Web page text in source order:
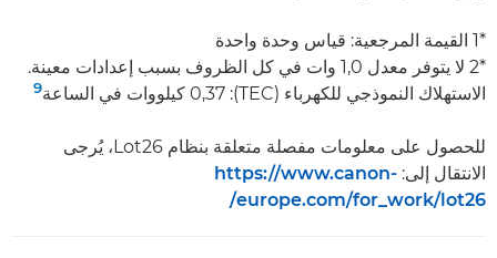
*1 القيمة المرجعية: قياس وحدة واحدة
*2 لا يتوفر معدل 1,0 وات في كل الظروف بسبب إعدادات معينة.
الاستهلاك النموذجي للكهرباء (TEC):‏ 0,37 كيلووات في الساعة
9
للحصول على معلومات مفصلة متعلقة بنظام Lot26، يُرجى
الانتقال إلى: https://www.canon-
europe.com/for_work/lot26/